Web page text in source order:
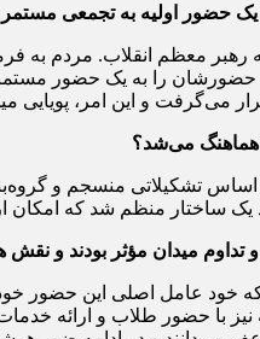
حضور اولیه به تجمعی مستمر
رهبر معظم انقلاب. مردم
حضورشان را به یک حضور
می‌گرفت و این امر، پویایی
هماهنگ می‌شد؟
اساس تشکیلاتی منسجم و
یک ساختار منظم شد که
میدان مؤثر بودند و نقش
خود عامل اصلی این حضور
نیز با حضور طلاب و ارائه